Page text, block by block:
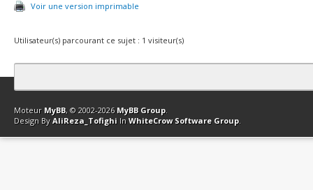
Voir une version imprimable
Utilisateur(s) parcourant ce sujet : 1 visiteur(s)
Contact Club Affiliation Retourner en haut Version bas-débit
Moteur MyBB, © 2002-2026 MyBB Group.
Design By AliReza_Tofighi In WhiteCrow Software Group.